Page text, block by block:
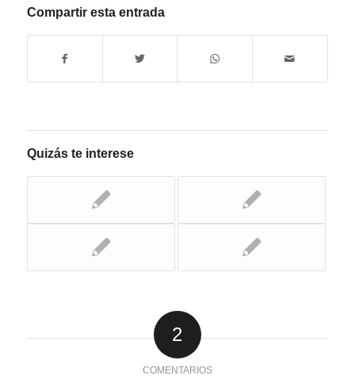
Compartir esta entrada
Quizás te interese
2
COMENTARIOS